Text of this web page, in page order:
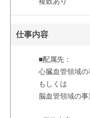
仕事内容
■配属先：
心臓血管領域の
もしくは
脳血管領域の事